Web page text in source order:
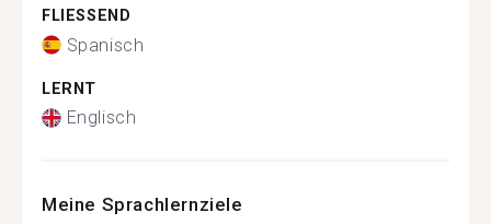
FLIESSEND
Spanisch
LERNT
Englisch
Meine Sprachlernziele